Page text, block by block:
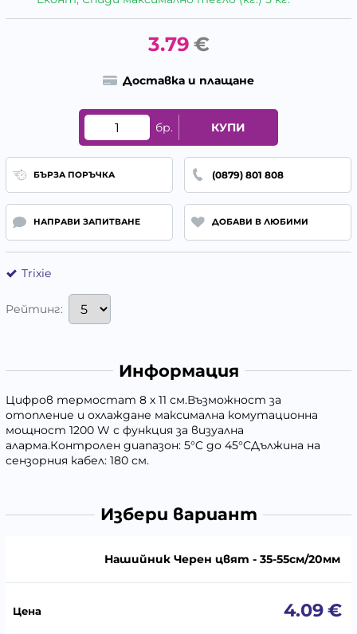
3.79 €
Доставка и плащане
бр. КУПИ
БЪРЗА ПОРЪЧКА (0879) 801 808
НАПРАВИ ЗАПИТВАНЕ ДОБАВИ В ЛЮБИМИ
Trixie
Рейтинг:
Информация
Цифров термостат 8 х 11 см.Възможност за
отопление и охлаждане максимална комутационна
мощност 1200 W с функция за визуална
аларма.Контролен диапазон: 5°C до 45°CДължина на
сензорния кабел: 180 см.
Избери вариант
Нашийник Черен цвят - 35-55см/20мм
4.09€